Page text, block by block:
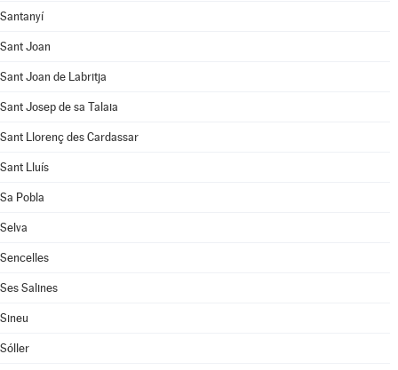
Santanyí
Sant Joan
Sant Joan de Labritja
Sant Josep de sa Talaia
Sant Llorenç des Cardassar
Sant Lluís
Sa Pobla
Selva
Sencelles
Ses Salines
Sineu
Sóller